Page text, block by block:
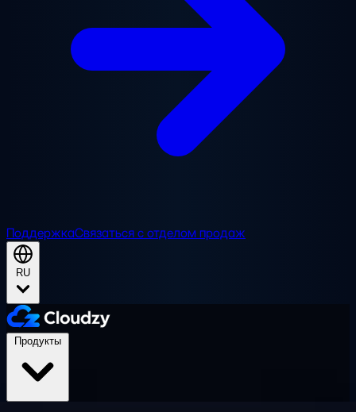
ПоддержкаСвязаться с отделом продаж
RU